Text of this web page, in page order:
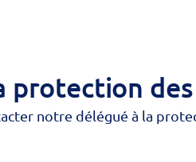
des
notre délégué à la